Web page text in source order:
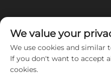
ติดตามเรา
We value your
We use cookies and similar
If you don't want to accept
cookies.